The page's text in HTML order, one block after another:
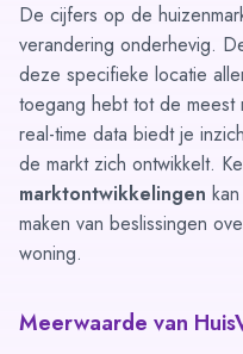
De cijfers op de
verandering onderhevig.
deze specifieke locatie
toegang hebt tot de meest
real-time data biedt je
de markt zich ontwikkelt.
marktontwikkelingen
maken van beslissingen
woning.
Meerwaarde van